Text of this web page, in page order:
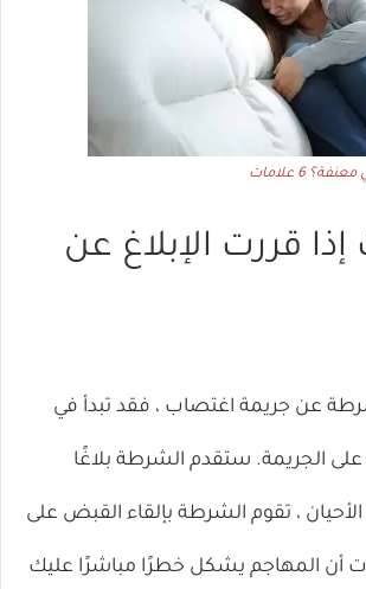
6 علامات
قررت الإبلاغ عن
عن جريمة اغتصاب ، فقد تبدأ في
الجريمة. ستقدم الشرطة بلاغًا
، تقوم الشرطة بإلقاء القبض على
أن المهاجم يشكل خطرًا مباشرًا عليك